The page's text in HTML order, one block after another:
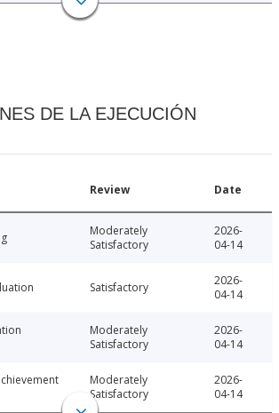
DE LA EJECUCIÓN
Review Date
Moderately
Satisfactory
2026-
04-14
Satisfactory
2026-
04-14
Moderately
Satisfactory
2026-
04-14
Moderately
Satisfactory
2026-
04-14